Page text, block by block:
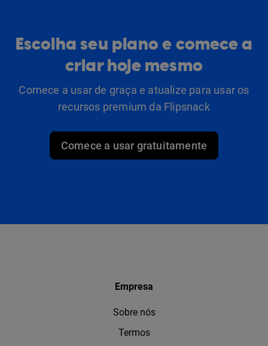
Escolha seu plano e comece a
criar hoje mesmo
Comece a usar de graça e atualize para usar os
recursos premium da Flipsnack
Comece a usar gratuitamente
Empresa
Sobre nós
Termos